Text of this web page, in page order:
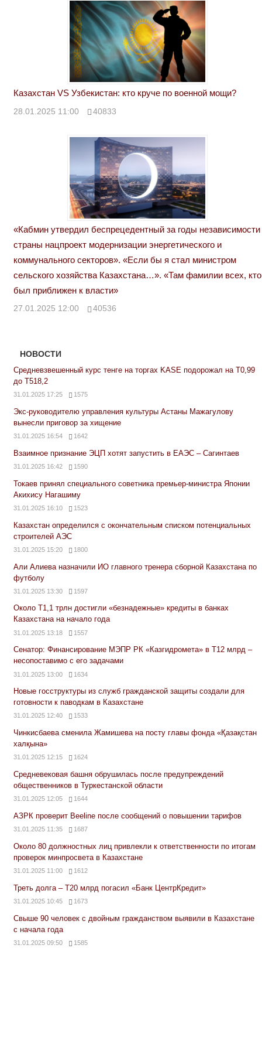
Казахстан VS Узбекистан: кто круче по военной мощи?
28.01.2025 11:00 40833
«Кабмин утвердил беспрецедентный за годы независимости
страны нацпроект модернизации энергетического и
коммунального секторов». «Если бы я стал министром
сельского хозяйства Казахстана…». «Там фамилии всех, кто
был приближен к власти»
27.01.2025 12:00 40536
НОВОСТИ
Средневзвешенный курс тенге на торгах KASE подорожал на Т0,99
до Т518,2
31.01.2025 17:25 1575
Экс-руководителю управления культуры Астаны Мажагулову
вынесли приговор за хищение
31.01.2025 16:54 1642
Взаимное признание ЭЦП хотят запустить в ЕАЭС – Сагинтаев
31.01.2025 16:42 1590
Токаев принял специального советника премьер-министра Японии
Акихису Нагашиму
31.01.2025 16:10 1523
Казахстан определился с окончательным списком потенциальных
строителей АЭС
31.01.2025 15:20 1800
Али Алиева назначили ИО главного тренера сборной Казахстана по
футболу
31.01.2025 13:30 1597
Около Т1,1 трлн достигли «безнадежные» кредиты в банках
Казахстана на начало года
31.01.2025 13:18 1557
Сенатор: Финансирование МЭПР РК «Казгидромета» в Т12 млрд –
несопоставимо с его задачами
31.01.2025 13:00 1634
Новые госструктуры из служб гражданской защиты создали для
готовности к паводкам в Казахстане
31.01.2025 12:40 1533
Чинкисбаева сменила Жамишева на посту главы фонда «Қазақстан
халқына»
31.01.2025 12:15 1624
Средневековая башня обрушилась после предупреждений
общественников в Туркестанской области
31.01.2025 12:05 1644
АЗРК проверит Beeline после сообщений о повышении тарифов
31.01.2025 11:35 1687
Около 80 должностных лиц привлекли к ответственности по итогам
проверок минпросвета в Казахстане
31.01.2025 11:00 1612
Треть долга – Т20 млрд погасил «Банк ЦентрКредит»
31.01.2025 10:45 1673
Свыше 90 человек с двойным гражданством выявили в Казахстане
с начала года
31.01.2025 09:50 1585